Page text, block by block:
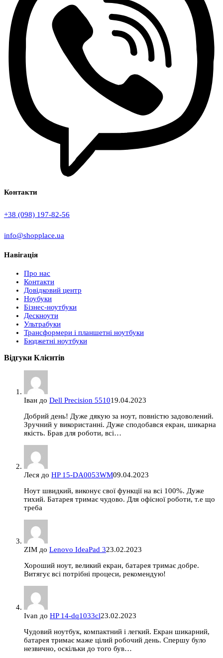
Контакти
+38 (098) 197-82-56
info@shopplace.ua
Навігація
Про нас
Контакти
Довідковий центр
Ноубуки
Бізнес-ноутбуки
Дескноути
Ультрабуки
Трансформери і планшетні ноутбуки
Бюджетні ноутбуки
Відгуки Клієнтів
Іван до Dell Precision 551019.04.2023
Добрий день! Дуже дякую за ноут, повністю задоволений.
Зручний у використанні. Дуже сподобався екран, шикарна
якість. Брав для роботи, всі…
Леся до HP 15-DA0053WM09.04.2023
Ноут швидкий, виконує свої функції на всі 100%. Дуже
тихий. Батарея тримає чудово. Для офісної роботи, т.е що
треба
ZIM до Lenovo IdeaPad 323.02.2023
Хороший ноут, великий екран, батарея тримає добре.
Витягує всі потрібні процеси, рекомендую!
Ivan до HP 14-dq1033cl23.02.2023
Чудовий ноутбук, компактний і легкий. Екран шикарний,
батарея тримає маже цілий робочий день. Спершу було
незвично, оскільки до того був…